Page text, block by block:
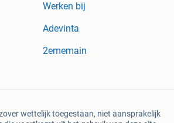
Werken bij
Adevinta
2ememain
wettelijk toegestaan, niet aansprakelijk